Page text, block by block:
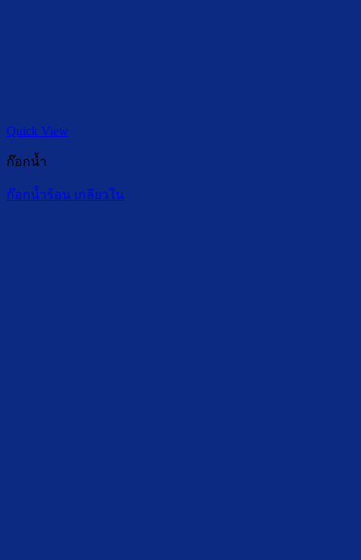
Quick View
ก๊อกน้ำ
ก๊อกน้ำร้อน เกลียวใน